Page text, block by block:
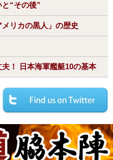
“その後”
リカの黒人」の歴史
！ 日本海軍艦艇10の基本